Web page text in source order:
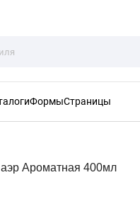
ФормыСтраницы
Ароматная 400мл